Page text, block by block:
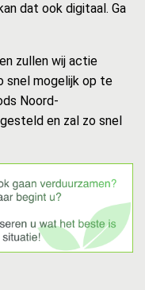
dat ook digitaal. Ga
zullen wij actie
snel mogelijk op te
Noord-
en zal zo snel